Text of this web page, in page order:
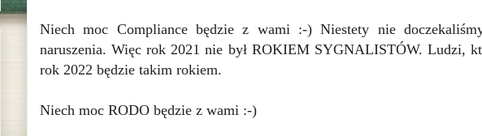
Niech moc Compliance będzie z wami :-) Niestety nie
naruszenia. Więc rok 2021 nie był ROKIEM SYGNALISTÓW. Ludzi,
rok 2022 będzie takim rokiem.
Niech moc RODO będzie z wami :-)